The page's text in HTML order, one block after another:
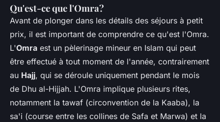
Qu'est-ce que l'Omra?
Avant de plonger dans les détails des séjours à petit
prix, il est important de comprendre ce qu'est l'Omra.
L'Omra est un pèlerinage mineur en Islam qui peut
être effectué à tout moment de l'année, contrairement
au Hajj, qui se déroule uniquement pendant le mois
de Dhu al-Hijjah. L'Omra implique plusieurs rites,
notamment la tawaf (circonvention de la Kaaba), la
sa'i (course entre les collines de Safa et Marwa) et la